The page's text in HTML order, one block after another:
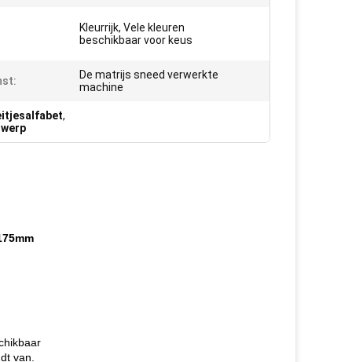
Kleurrijk, Vele kleuren
beschikbaar voor keus
De matrijs sneed verwerkte
machine
,
van.